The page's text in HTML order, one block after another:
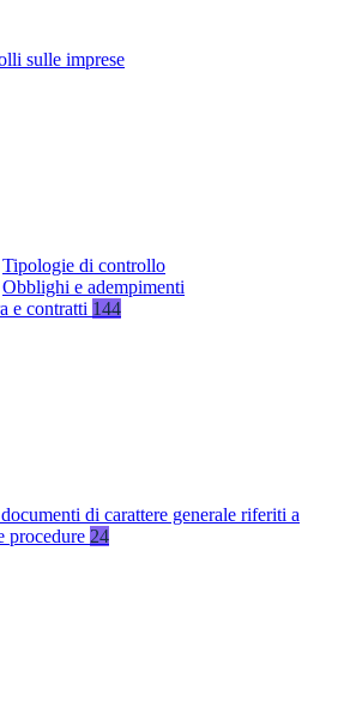
sulle imprese
Tipologie di controllo
Obblighi e adempimenti
e contratti 144
di carattere generale riferiti a
procedure 24